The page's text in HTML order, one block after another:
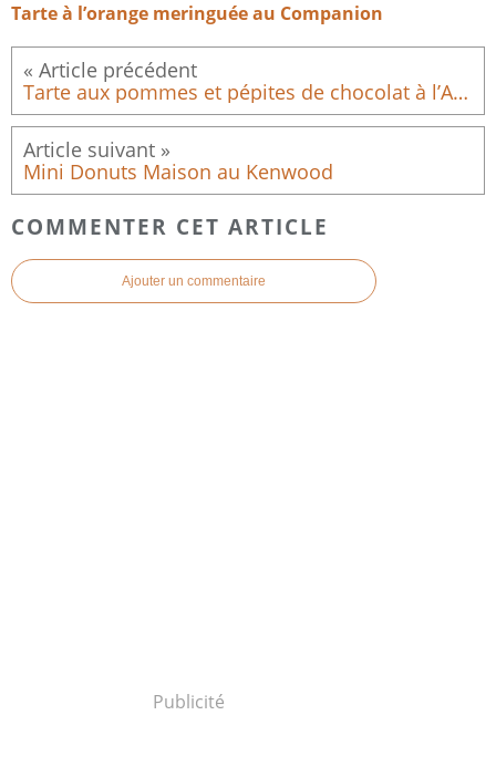
Tarte à l’orange meringuée au Companion
Tarte aux pommes et pépites de chocolat à l’Air Fryer Cosori (facile et gourmande)
Mini Donuts Maison au Kenwood
COMMENTER CET ARTICLE
Ajouter un commentaire
Publicité